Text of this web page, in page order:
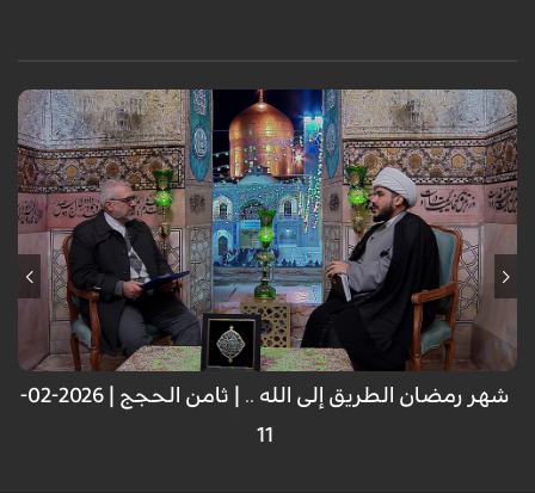
الضيف: الشیخ حسن الدلفي ؛ باحث إسلامي
رادود حسيني: الحاج أبو رضا النجفي
شهر رمضان الطريق إلى الله .. | ثامن الحجج | 2026-02-
11